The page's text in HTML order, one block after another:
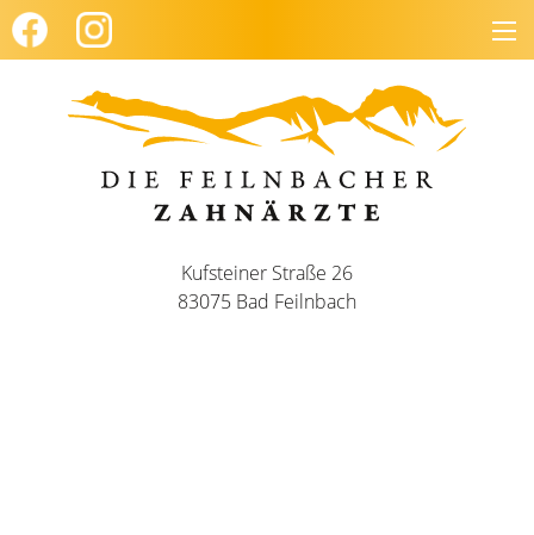
Kufsteiner Straße 26
83075 Bad Feilnbach